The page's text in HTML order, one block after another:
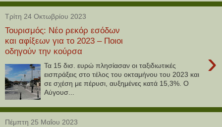
Τρίτη 24 Οκτωβρίου 2023
Τουρισμός: Νέο ρεκόρ εσόδων
και αφίξεων για το 2023 – Ποιοι
οδηγούν την κούρσα
›
Τα 15 δισ. ευρώ πλησίασαν οι ταξιδιωτικές
εισπράξεις στο τέλος του οκταμήνου του 2023 και
σε σχέση με πέρυσι, αυξημένες κατά 15,3%. Ο
Αύγουσ...
Πέμπτη 25 Μαΐου 2023